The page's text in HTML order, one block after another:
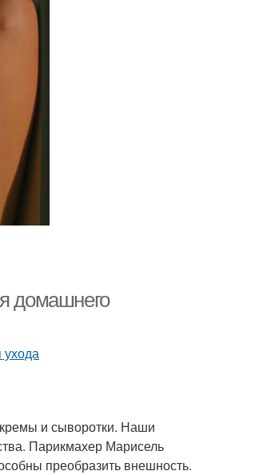
домашнего
и сыворотки. Наши
Парикмахер Марисель
преобразить внешность.